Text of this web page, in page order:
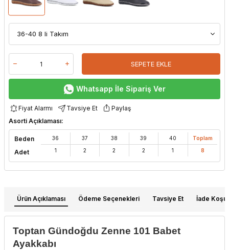
SEPETE EKLE
Whatsapp İle Sipariş Ver
Fiyat Alarmı Tavsiye Et
Paylaş
Asorti Açıklaması:
Beden
Adet
36
1
37
2
38
2
39
2
40
1
Toplam
8
Ürün Açıklaması Ödeme Seçenekleri Tavsiye Et İade
Toptan Gündoğdu Zenne 101 Babet
Ayakkabı